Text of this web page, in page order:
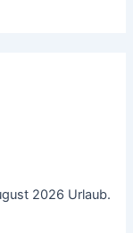
2026 Urlaub.